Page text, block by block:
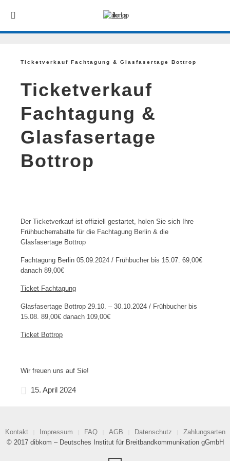
Ticketverkauf Fachtagung & Glasfasertage Bottrop
Ticketverkauf
Fachtagung &
Glasfasertage
Bottrop
Der Ticketverkauf ist offiziell gestartet, holen Sie sich Ihre
Frühbucherrabatte für die Fachtagung Berlin & die
Glasfasertage Bottrop
Fachtagung Berlin 05.09.2024 / Frühbucher bis 15.07. 69,00€
danach 89,00€
Ticket Fachtagung
Glasfasertage Bottrop 29.10. – 30.10.2024 / Frühbucher bis
15.08. 89,00€ danach 109,00€
Ticket Bottrop
Wir freuen uns auf Sie!
15. April 2024
Kontakt Impressum FAQ AGB Datenschutz
Zahlungsarten
© 2017 dibkom – Deutsches Institut für Breitbandkommunikation gGmbH